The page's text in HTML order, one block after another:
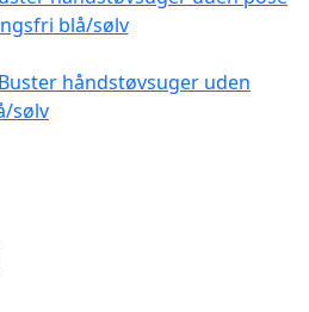
håndstøvsuger uden
sølv